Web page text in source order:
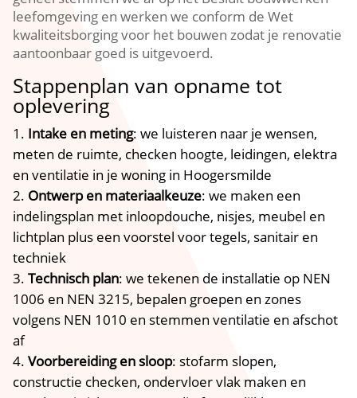
leefomgeving en werken we conform de Wet
kwaliteitsborging voor het bouwen zodat je renovatie
aantoonbaar goed is uitgevoerd.
Stappenplan van opname tot
oplevering
Intake en meting: we luisteren naar je wensen,
meten de ruimte, checken hoogte, leidingen, elektra
en ventilatie in je woning in Hoogersmilde
Ontwerp en materiaalkeuze: we maken een
indelingsplan met inloopdouche, nisjes, meubel en
lichtplan plus een voorstel voor tegels, sanitair en
techniek
Technisch plan: we tekenen de installatie op NEN
1006 en NEN 3215, bepalen groepen en zones
volgens NEN 1010 en stemmen ventilatie en afschot
af
Voorbereiding en sloop: stofarm slopen,
constructie checken, ondervloer vlak maken en